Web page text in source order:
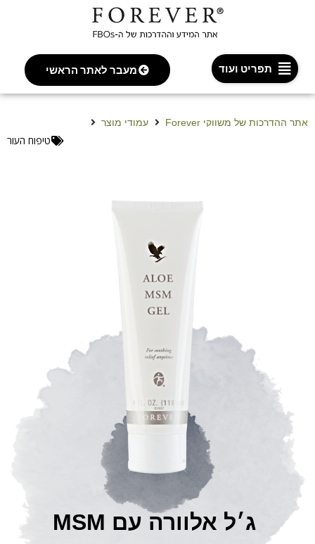
תפריט ועוד מעבר לאתר הראשי
אתר ההדרכות של משווקי Forever
עמודי מוצר
טיפוח העור
ג׳ל אלוורה עם MSM